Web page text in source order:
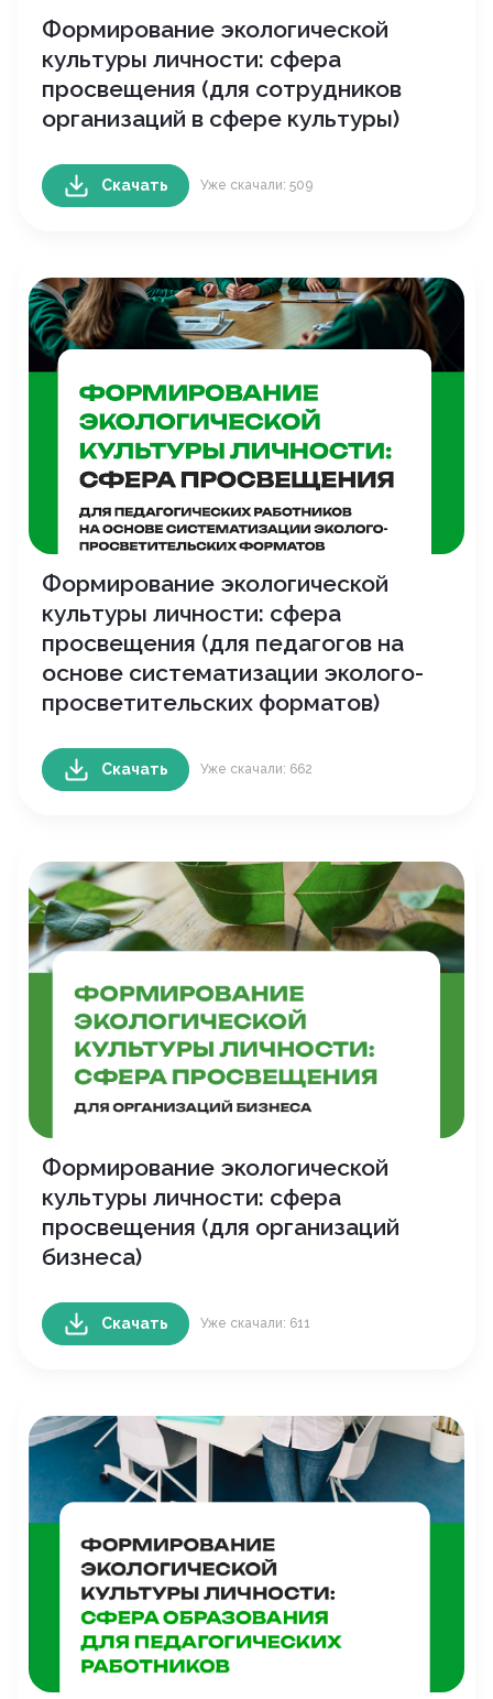
Формирование экологической
культуры личности: сфера
просвещения (для сотрудников
организаций в сфере культуры)
Скачать Уже скачали: 509
Формирование экологической
культуры личности: сфера
просвещения (для педагогов на
основе систематизации эколого-
просветительских форматов)
Скачать Уже скачали: 662
Формирование экологической
культуры личности: сфера
просвещения (для организаций
бизнеса)
Скачать Уже скачали: 611